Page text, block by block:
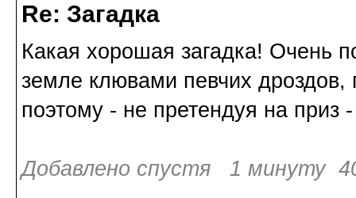
Re: Загадка
Какая хорошая загадка! Очень
земле клювами певчих дроздов,
поэтому - не претендуя на приз
Добавлено спустя 1 минуту